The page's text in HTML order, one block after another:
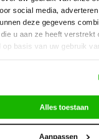
social media,
deze gegevens
u aan ze heeft verstrekt
op basis van uw gebruik
Alles toestaan
Aanpassen
op onze nieuwsbrief om
helpen?